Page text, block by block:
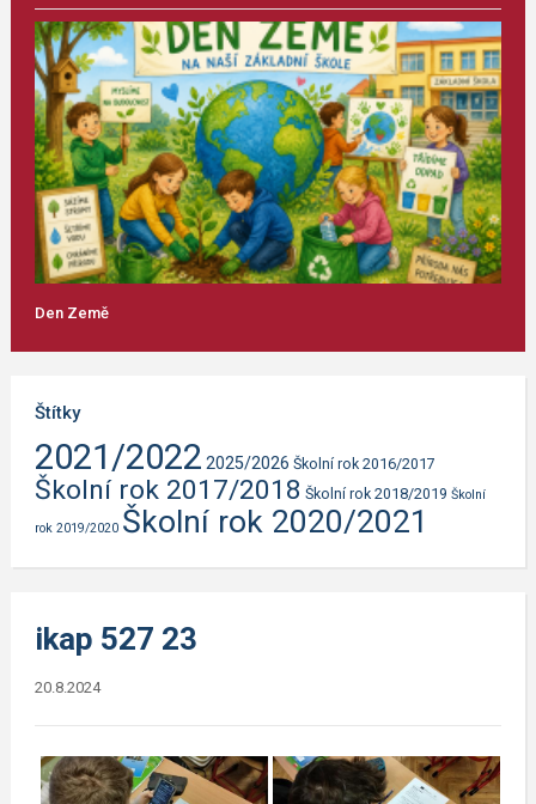
Den Země
Štítky
2021/2022 2025/2026 Školní rok 2016/2017
Školní rok 2017/2018 Školní rok 2018/2019 Školní
rok 2019/2020 Školní rok 2020/2021
ikap 527 23
20.8.2024